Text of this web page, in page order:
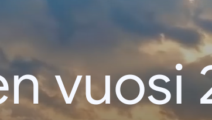
vuosi